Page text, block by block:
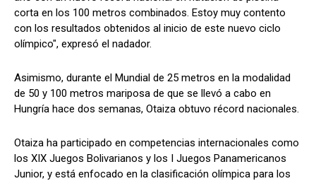
corta en los 100 metros combinados. Estoy muy contento
con los resultados obtenidos al inicio de este nuevo ciclo
olímpico", expresó el nadador.
Asimismo, durante el Mundial de 25 metros en la modalidad
de 50 y 100 metros mariposa de que se llevó a cabo en
Hungría hace dos semanas, Otaiza obtuvo récord nacionales.
Otaiza ha participado en competencias internacionales como
los XIX Juegos Bolivarianos y los I Juegos Panamericanos
Junior, y está enfocado en la clasificación olímpica para los